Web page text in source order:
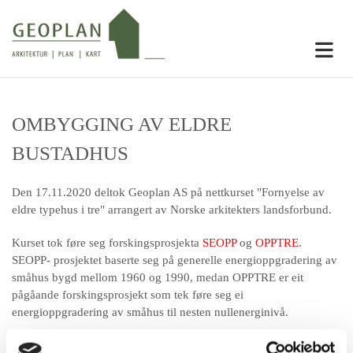
OMBYGGING AV ELDRE
BUSTADHUS
Den 17.11.2020 deltok Geoplan AS på nettkurset "Fornyelse av
eldre typehus i tre" arrangert av Norske arkitekters landsforbund.
Kurset tok føre seg forskingsprosjekta SEOPPog OPPTRE.
SEOPP- prosjektet baserte seg på generelle energioppgradering av
småhus bygd mellom 1960 og 1990, medan OPPTRE er eit
pågåande forskingsprosjekt som tek føre seg ei
energioppgradering av småhus til nesten nullenerginivå.
I Kvam er det stor utskifting av busette i dei eldre bustadane, då